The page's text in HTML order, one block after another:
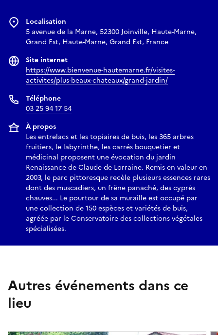
Localisation
5 avenue de la Marne, 52300 Joinville, Haute-Marne,
Grand Est, Haute-Marne, Grand Est, France
Site internet
https://www.bienvenue-hautemarne.fr/visites-
activites/plus-beaux-chateaux/grand-jardin/
Téléphone
03 25 94 17 54
À propos
Les entrelacs et les topiaires de buis, les 365 arbres
fruitiers, le labyrinthe, les carrés bouquetier et
médicinal proposent une évocation du jardin
Renaissance de Claude de Lorraine. Remis en valeur en
2003, le parc pittoresque recèle plusieurs essences rares
dont des muscadiers, un frêne panaché, des cyprès
chauves... Le pourtour de sa muraille est occupé par
une collection de 150 espèces et variétés de buis,
agréée par le Conservatoire des collections végétales
spécialisées.
Autres événements dans ce
lieu